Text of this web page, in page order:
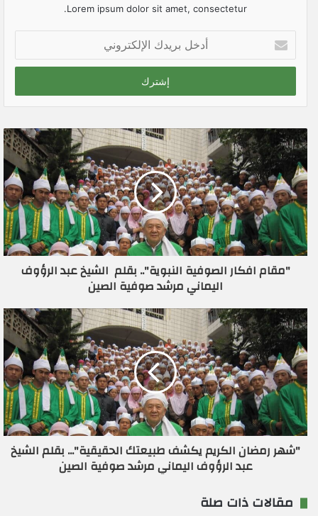
Lorem ipsum dolor sit amet, consectetur.
خ
ب
ي
د
ك
ا
ل
إ
ل
ك
ت
"مقام افكار الصوفية النبوية".. بقلم الشيخ عبد الرؤوف
اليماني مرشد صوفية الصين
"شهر رمضان الكريم يكشف طبيعتك الحقيقية"... بقلم الشيخ
عبد الرؤوف اليماني مرشد صوفية الصين
مقالات ذات صلة